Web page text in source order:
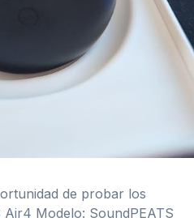
de probar los
Modelo: SoundPEATS